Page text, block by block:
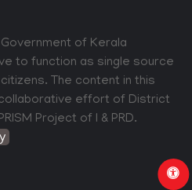
of Kerala
to function as single source
The content in this
effort of District
Project of I & PRD.